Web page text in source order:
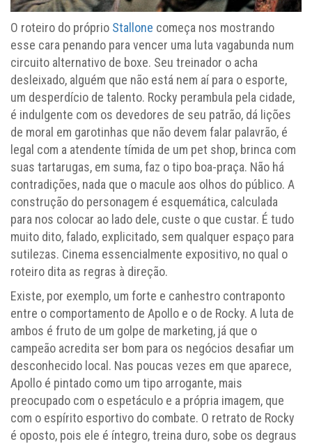
O roteiro do próprio Stallone começa nos mostrando
esse cara penando para vencer uma luta vagabunda num
circuito alternativo de boxe. Seu treinador o acha
desleixado, alguém que não está nem aí para o esporte,
um desperdício de talento. Rocky perambula pela cidade,
é indulgente com os devedores de seu patrão, dá lições
de moral em garotinhas que não devem falar palavrão, é
legal com a atendente tímida de um pet shop, brinca com
suas tartarugas, em suma, faz o tipo boa-praça. Não há
contradições, nada que o macule aos olhos do público. A
construção do personagem é esquemática, calculada
para nos colocar ao lado dele, custe o que custar. É tudo
muito dito, falado, explicitado, sem qualquer espaço para
sutilezas. Cinema essencialmente expositivo, no qual o
roteiro dita as regras à direção.
Existe, por exemplo, um forte e canhestro contraponto
entre o comportamento de Apollo e o de Rocky. A luta de
ambos é fruto de um golpe de marketing, já que o
campeão acredita ser bom para os negócios desafiar um
desconhecido local. Nas poucas vezes em que aparece,
Apollo é pintado como um tipo arrogante, mais
preocupado com o espetáculo e a própria imagem, que
com o espírito esportivo do combate. O retrato de Rocky
é oposto, pois ele é íntegro, treina duro, sobe os degraus